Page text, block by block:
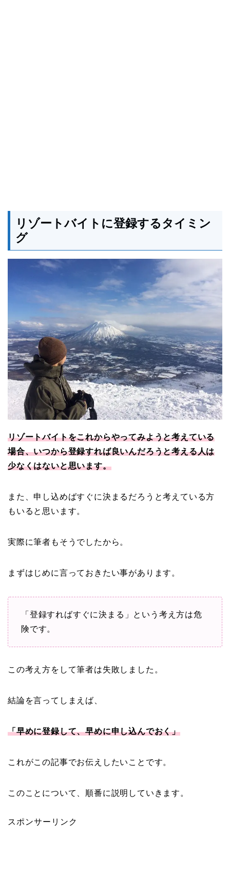
リゾートバイトに登録するタイミン
グ
リゾートバイトをこれからやってみようと考えている
場合、いつから登録すれば良いんだろうと考える人は
少なくはないと思います。
また、申し込めばすぐに決まるだろうと考えている方
もいると思います。
実際に筆者もそうでしたから。
まずはじめに言っておきたい事があります。
「登録すればすぐに決まる」という考え方は危
険です。
この考え方をして筆者は失敗しました。
結論を言ってしまえば、
「早めに登録して、早めに申し込んでおく」
これがこの記事でお伝えしたいことです。
このことについて、順番に説明していきます。
スポンサーリンク